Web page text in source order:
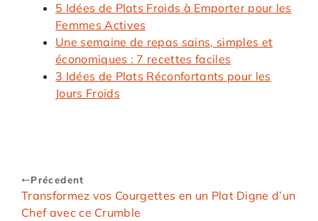
5 Idées de Plats Froids à Emporter pour les
Femmes Actives
Une semaine de repas sains, simples et
économiques : 7 recettes faciles
3 Idées de Plats Réconfortants pour les
Jours Froids
Précedent
Transformez vos Courgettes en un Plat Digne d’un
Chef avec ce Crumble